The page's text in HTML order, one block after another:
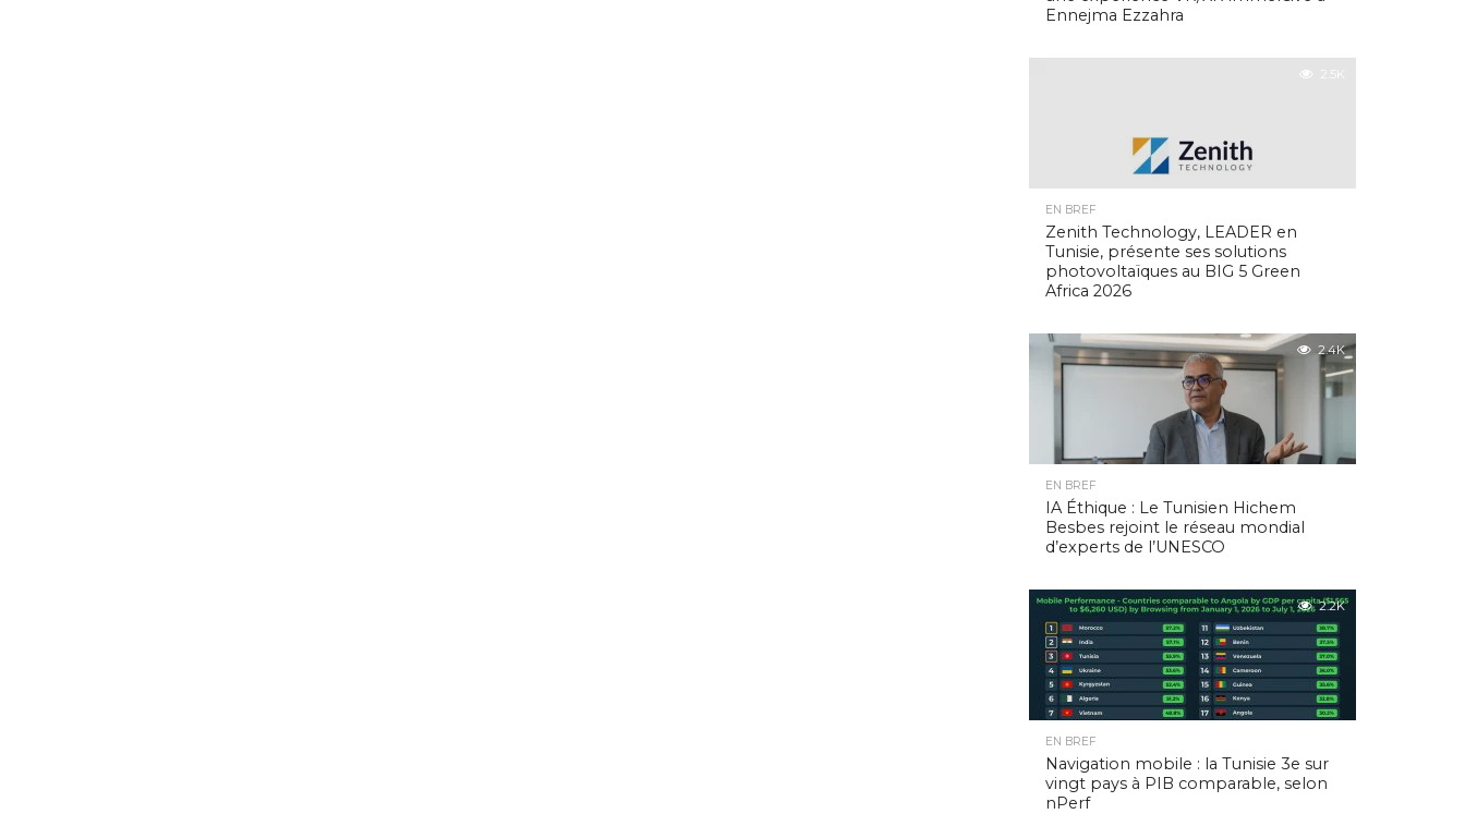
Ennejma Ezzahra
2.5K
EN BREF
Zenith Technology, LEADER en
Tunisie, présente ses solutions
photovoltaïques au BIG 5 Green
Africa 2026
2.4K
EN BREF
IA Éthique : Le Tunisien Hichem
Besbes rejoint le réseau mondial
d’experts de l’UNESCO
2.2K
EN BREF
Navigation mobile : la Tunisie 3e sur
vingt pays à PIB comparable, selon
nPerf